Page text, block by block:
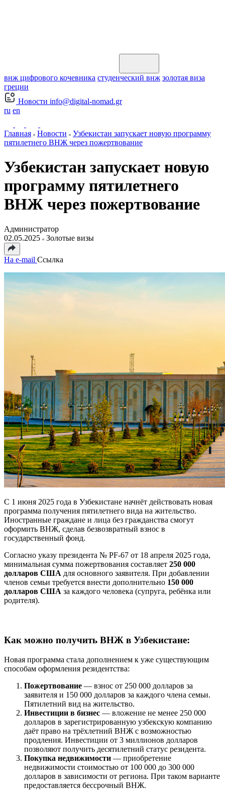
внж цифрового кочевника студенческий внж золотая виза
греции
Новости info@digital-nomad.gr
ru en
Главная Новости
Узбекистан запускает новую программу
пятилетнего ВНЖ через пожертвование
Узбекистан запускает новую
программу пятилетнего
ВНЖ через пожертвование
Администратор
02.05.2025
Золотые визы
На e-mail Ссылка
С 1 июня 2025 года в Узбекистане начнёт действовать новая
программа получения пятилетнего вида на жительство.
Иностранные граждане и лица без гражданства смогут
оформить ВНЖ, сделав безвозвратный взнос в
государственный фонд.
Согласно указу президента № PF-67 от 18 апреля 2025 года,
минимальная сумма пожертвования составляет 250 000
долларов США для основного заявителя. При добавлении
членов семьи требуется внести дополнительно 150 000
долларов США за каждого человека (супруга, ребёнка или
родителя).
Как можно получить ВНЖ в Узбекистане:
Новая программа стала дополнением к уже существующим
способам оформления резидентства:
Пожертвование — взнос от 250 000 долларов за
заявителя и 150 000 долларов за каждого члена семьи.
Пятилетний вид на жительство.
Инвестиции в бизнес — вложение не менее 250 000
долларов в зарегистрированную узбекскую компанию
даёт право на трёхлетний ВНЖ с возможностью
продления. Инвестиции от 3 миллионов долларов
позволяют получить десятилетний статус резидента.
Покупка недвижимости — приобретение
недвижимости стоимостью от 100 000 до 300 000
долларов в зависимости от региона. При таком варианте
предоставляется бессрочный ВНЖ.